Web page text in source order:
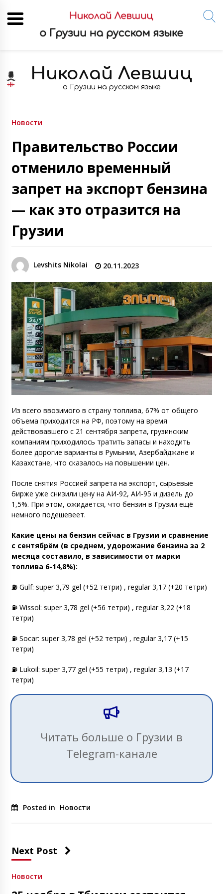
content
Николай Левшиц
о Грузии на русском языке
Новости
Правительство России
отменило временный
запрет на экспорт бензина
— как это отразится на
Грузии
Levshits Nikolai 20.11.2023
Из всего ввозимого в страну топлива, 67% от общего
объема приходится на РФ, поэтому на время
действовавшего с 21 сентября запрета, грузинским
компаниям приходилось тратить запасы и находить
более дорогие варианты в Румынии, Азербайджане и
Казахстане, что сказалось на повышении цен.
После снятия Россией запрета на экспорт, сырьевые
бирже уже снизили цену на АИ-92, АИ-95 и дизель до
1,5%. При этом, ожидается, что бензин в Грузии ещё
немного подешевеет.
Какие цены на бензин сейчас в Грузии и сравнение
с сентябрём (в среднем, удорожание бензина за 2
месяца составило, в зависимости от марки
топлива 6-14,8%):
⛽️ Gulf: super 3,79 gel (+52 тетри) , regular 3,17 (+20 тетри)
⛽️ Wissol: super 3,78 gel (+56 тетри) , regular 3,22 (+18
тетри)
⛽️ Socar: super 3,78 gel (+52 тетри) , regular 3,17 (+15
тетри)
⛽️ Lukoil: super 3,77 gel (+55 тетри) , regular 3,13 (+17
тетри)
Читать больше о Грузии в
Telegram-канале
Posted in Новости
Next Post
Новости